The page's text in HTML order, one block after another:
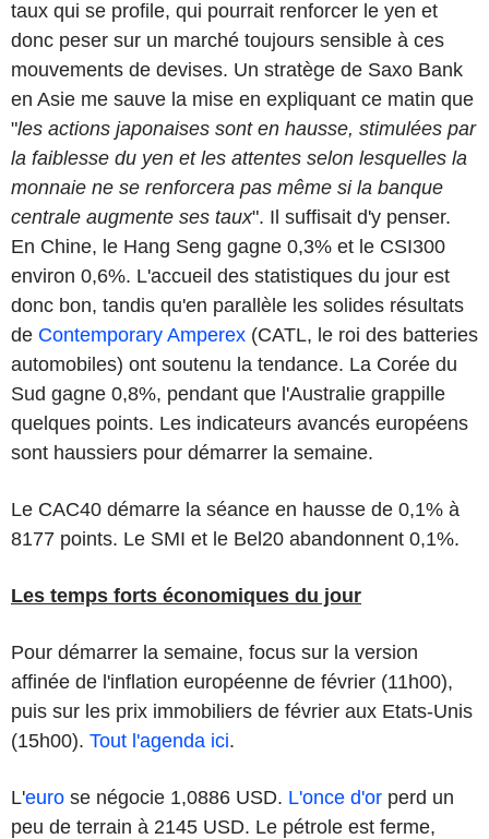
taux qui se profile, qui pourrait renforcer le yen et
donc peser sur un marché toujours sensible à ces
mouvements de devises. Un stratège de Saxo Bank
en Asie me sauve la mise en expliquant ce matin que
"les actions japonaises sont en hausse, stimulées par
la faiblesse du yen et les attentes selon lesquelles la
monnaie ne se renforcera pas même si la banque
centrale augmente ses taux". Il suffisait d'y penser.
En Chine, le Hang Seng gagne 0,3% et le CSI300
environ 0,6%. L'accueil des statistiques du jour est
donc bon, tandis qu'en parallèle les solides résultats
de Contemporary Amperex (CATL, le roi des batteries
automobiles) ont soutenu la tendance. La Corée du
Sud gagne 0,8%, pendant que l'Australie grappille
quelques points. Les indicateurs avancés européens
sont haussiers pour démarrer la semaine.
Le CAC40 démarre la séance en hausse de 0,1% à
8177 points. Le SMI et le Bel20 abandonnent 0,1%.
Les temps forts économiques du jour
Pour démarrer la semaine, focus sur la version
affinée de l'inflation européenne de février (11h00),
puis sur les prix immobiliers de février aux Etats-Unis
(15h00). Tout l'agenda ici.
L'euro se négocie 1,0886 USD. L'once d'or perd un
peu de terrain à 2145 USD. Le pétrole est ferme,